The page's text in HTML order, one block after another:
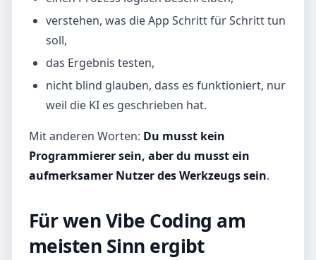
verstehen, was die App Schritt für Schritt tun
soll,
das Ergebnis testen,
nicht blind glauben, dass es funktioniert, nur
weil die KI es geschrieben hat.
Mit anderen Worten: Du musst kein
Programmierer sein, aber du musst ein
aufmerksamer Nutzer des Werkzeugs sein.
Für wen Vibe Coding am
meisten Sinn ergibt